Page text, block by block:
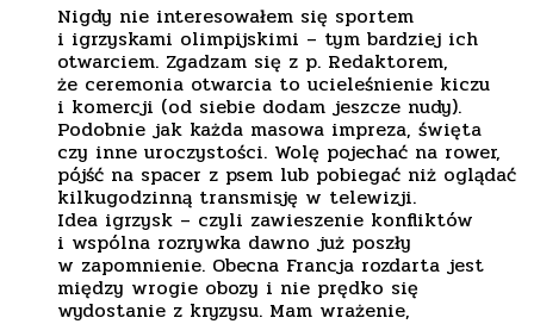
Nigdy nie interesowałem się sportem
i igrzyskami olimpijskimi – tym bardziej ich
otwarciem. Zgadzam się z p. Redaktorem,
że ceremonia otwarcia to ucieleśnienie kiczu
i komercji (od siebie dodam jeszcze nudy).
Podobnie jak każda masowa impreza, święta
czy inne uroczystości. Wolę pojechać na rower,
pójść na spacer z psem lub pobiegać niż oglądać
kilkugodzinną transmisję w telewizji.
Idea igrzysk – czyli zawieszenie konfliktów
i wspólna rozrywka dawno już poszły
w zapomnienie. Obecna Francja rozdarta jest
między wrogie obozy i nie prędko się
wydostanie z kryzysu. Mam wrażenie,